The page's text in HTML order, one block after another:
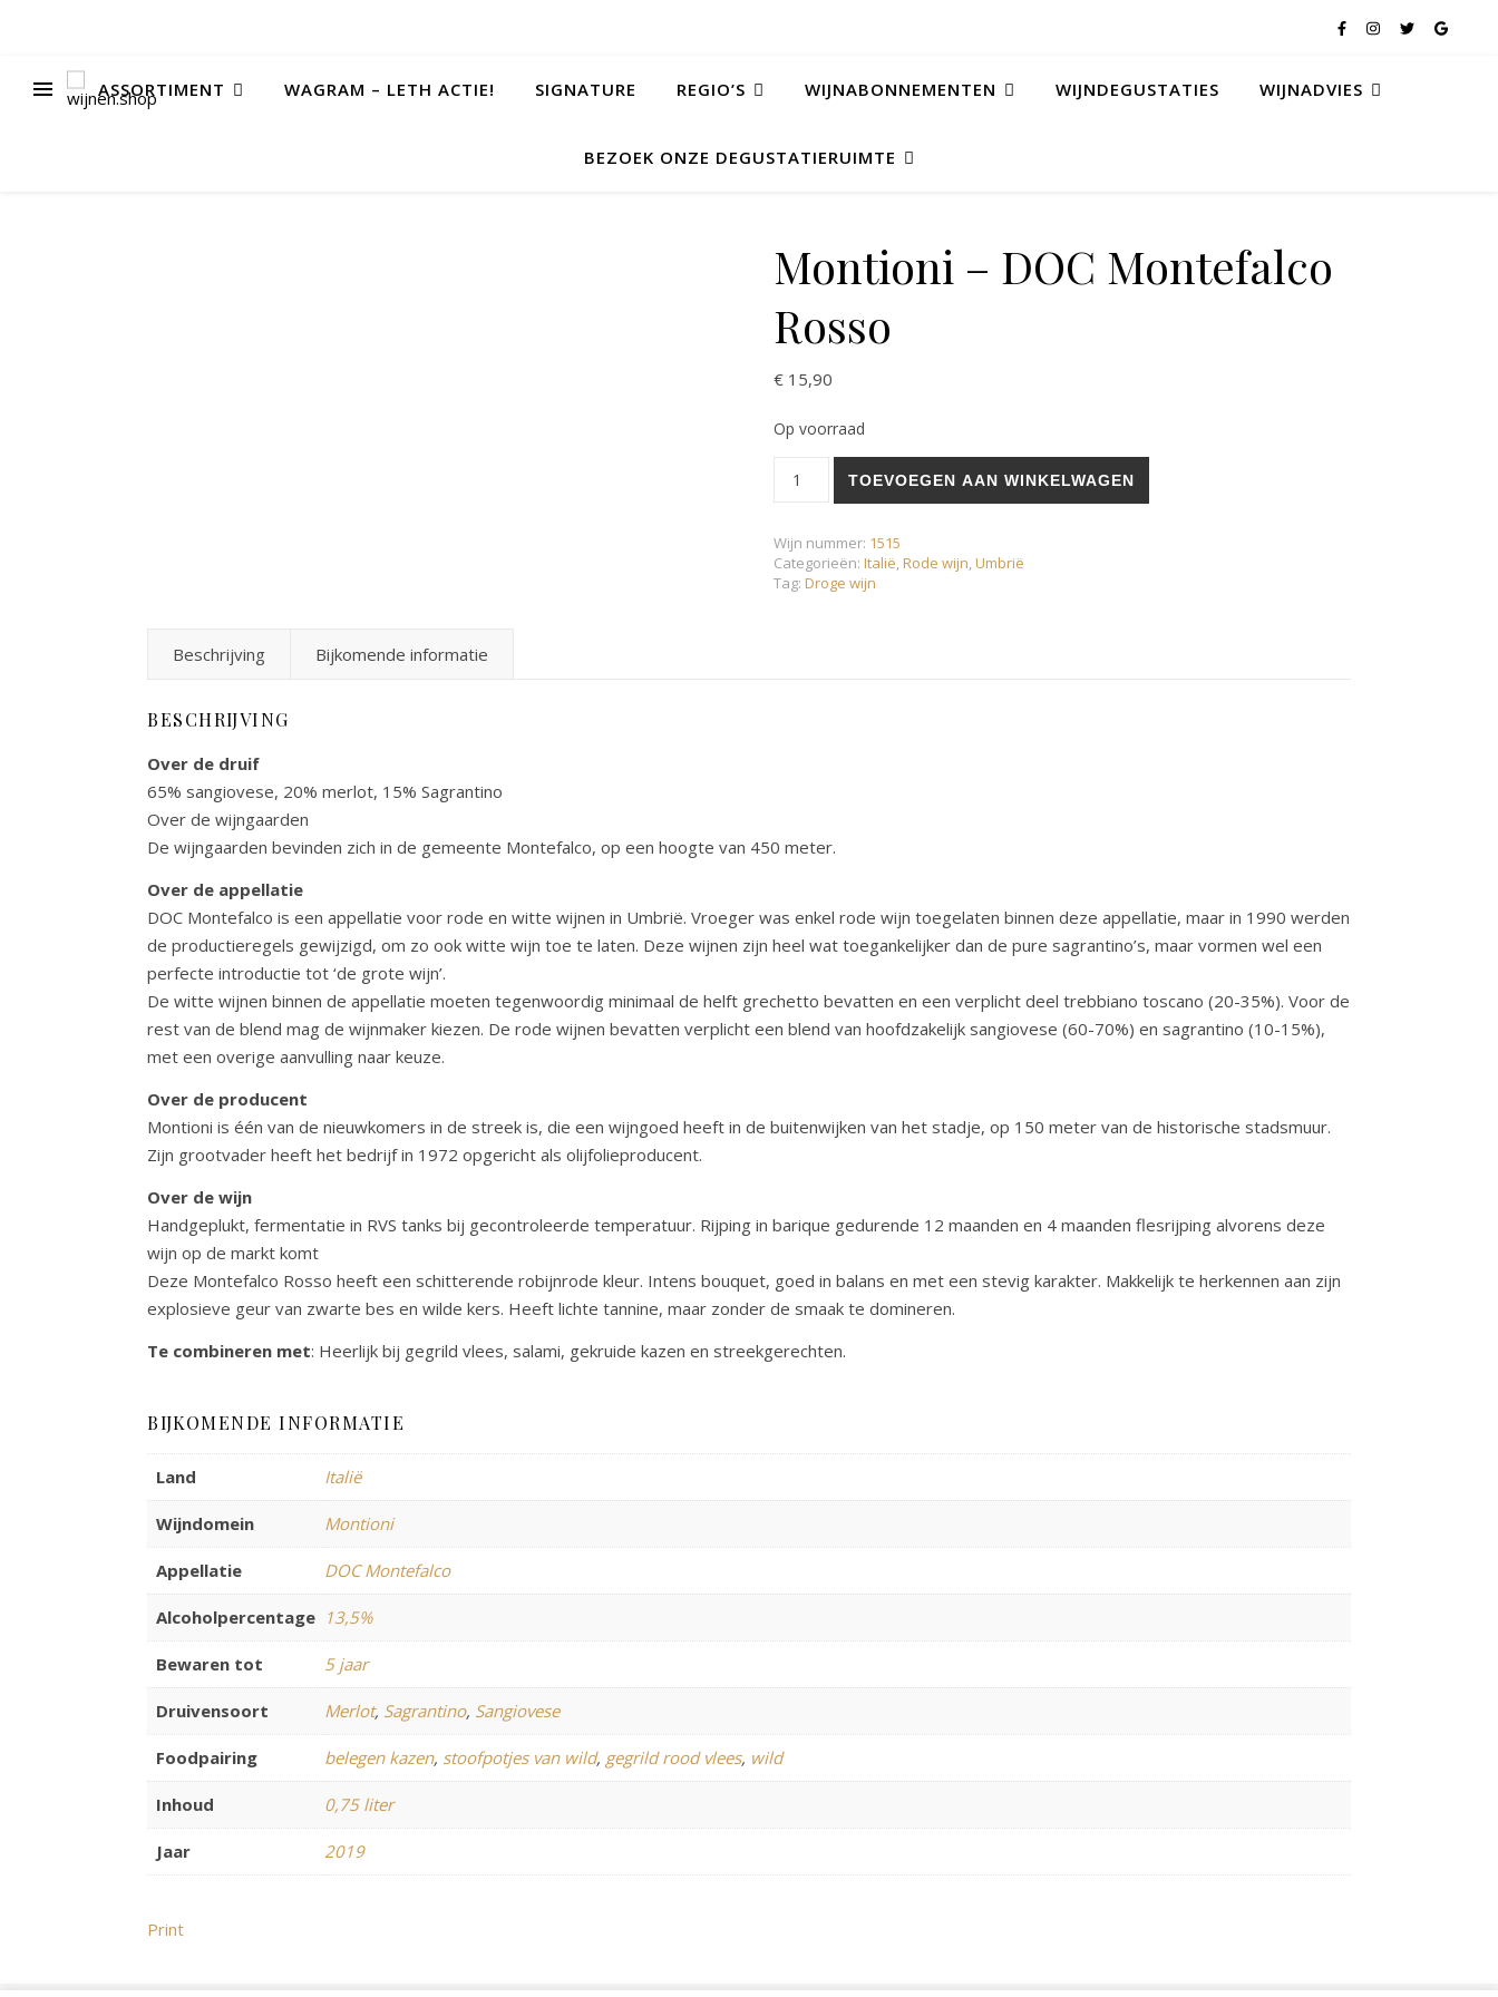
ASSORTIMENT WAGRAM – LETH ACTIE! SIGNATURE REGIO’S WIJNABONNEMENTEN WIJNDEGUSTATIES WIJNADVIES
BEZOEK ONZE DEGUSTATIERUIMTE
Montioni – DOC Montefalco
Rosso
€15,90
Op voorraad
TOEVOEGEN AAN WINKELWAGEN
Wijn nummer: 1515
Categorieën: Italië,Rode wijn,Umbrië
Tag: Droge wijn
Beschrijving Bijkomende informatie
BESCHRIJVING
Over de druif
65% sangiovese, 20% merlot, 15% Sagrantino
Over de wijngaarden
De wijngaarden bevinden zich in de gemeente Montefalco, op een hoogte van 450 meter.
Over de appellatie
DOC Montefalco is een appellatie voor rode en witte wijnen in Umbrië. Vroeger was enkel rode wijn toegelaten binnen deze appellatie, maar in 1990 werden
de productieregels gewijzigd, om zo ook witte wijn toe te laten. Deze wijnen zijn heel wat toegankelijker dan de pure sagrantino’s, maar vormen wel een
perfecte introductie tot ‘de grote wijn’.
De witte wijnen binnen de appellatie moeten tegenwoordig minimaal de helft grechetto bevatten en een verplicht deel trebbiano toscano (20-35%). Voor de
rest van de blend mag de wijnmaker kiezen. De rode wijnen bevatten verplicht een blend van hoofdzakelijk sangiovese (60-70%) en sagrantino (10-15%),
met een overige aanvulling naar keuze.
Over de producent
Montioni is één van de nieuwkomers in de streek is, die een wijngoed heeft in de buitenwijken van het stadje, op 150 meter van de historische stadsmuur.
Zijn grootvader heeft het bedrijf in 1972 opgericht als olijfolieproducent.
Over de wijn
Handgeplukt, fermentatie in RVS tanks bij gecontroleerde temperatuur. Rijping in barique gedurende 12 maanden en 4 maanden flesrijping alvorens deze
wijn op de markt komt
Deze Montefalco Rosso heeft een schitterende robijnrode kleur. Intens bouquet, goed in balans en met een stevig karakter. Makkelijk te herkennen aan zijn
explosieve geur van zwarte bes en wilde kers. Heeft lichte tannine, maar zonder de smaak te domineren.
Te combineren met: Heerlijk bij gegrild vlees, salami, gekruide kazen en streekgerechten.
BIJKOMENDE INFORMATIE
Land Italië
Wijndomein Montioni
Appellatie DOC Montefalco
Alcoholpercentage 13,5%
Bewaren tot 5 jaar
Druivensoort Merlot, Sagrantino, Sangiovese
Foodpairing belegen kazen, stoofpotjes van wild, gegrild rood vlees, wild
Inhoud 0,75 liter
Jaar 2019
Print